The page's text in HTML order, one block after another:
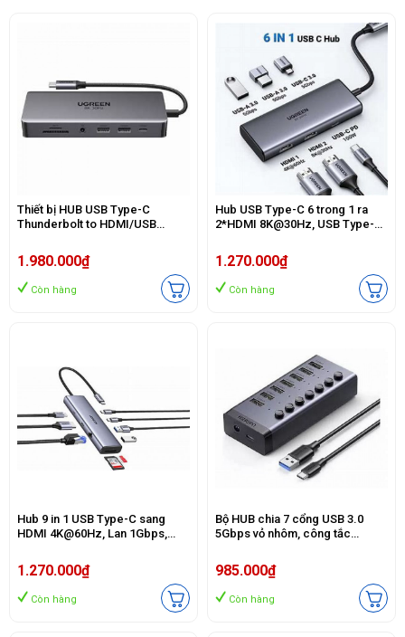
Thiết bị HUB USB Type-C
Thunderbolt to HDMI/USB
PD/Audio 3.5 Ugreen 15965
1.980.000₫
Còn hàng
Hub USB Type-C 6 trong 1 ra
2*HDMI 8K@30Hz, USB Type-C,
Ugreen 15852
1.270.000₫
Còn hàng
Hub 9 in 1 USB Type-C sang
HDMI 4K@60Hz, Lan 1Gbps,
100W Ugreen 15375
1.270.000₫
Còn hàng
Bộ HUB chia 7 cổng USB 3.0
5Gbps vỏ nhôm, công tắc
12V2A) cao cấp
985.000₫
Còn hàng